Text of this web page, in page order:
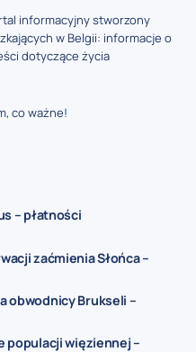
informacyjny stworzony
w Belgii: informacje o
dotyczące życia
co ważne!
– płatności
zaćmienia Słońca –
obwodnicy Brukseli –
populacji więziennej –